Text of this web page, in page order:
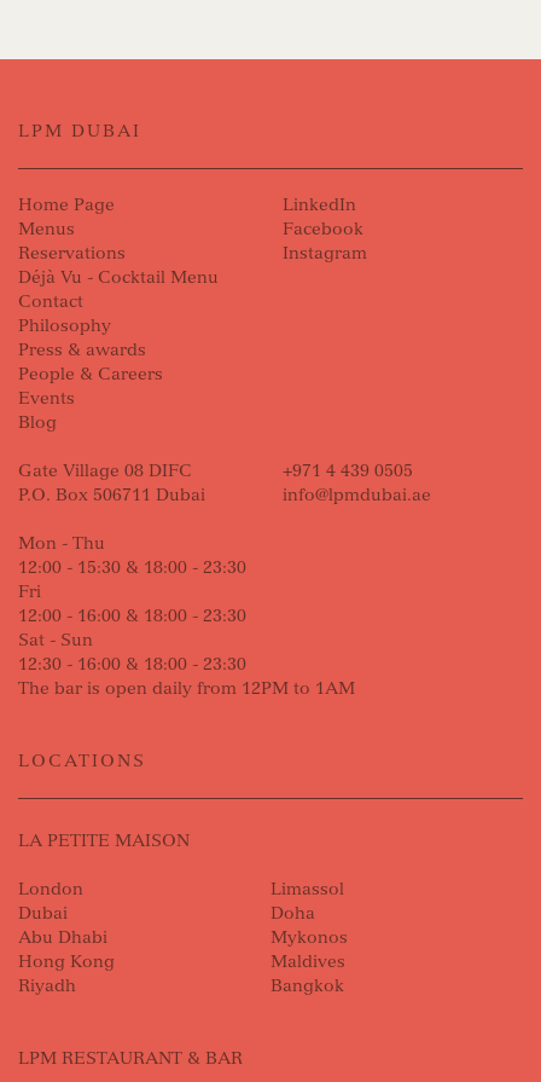
LPM DUBAI
Home Page
Menus
Reservations
Déjà Vu - Cocktail Menu
Contact
Philosophy
Press & awards
People & Careers
Events
Blog
Gate Village 08 DIFC
P.O. Box 506711 Dubai
+971 4 439 0505
info@lpmdubai.ae
Mon - Thu
12:00 - 15:30 & 18:00 - 23:30
Fri
12:00 - 16:00 & 18:00 - 23:30
Sat - Sun
12:30 - 16:00 & 18:00 - 23:30
The bar is open daily from 12PM to 1AM
LinkedIn
Facebook
Instagram
LOCATIONS
LA PETITE MAISON
London
Dubai
Abu Dhabi
Hong Kong
Riyadh
Limassol
Doha
Mykonos
Maldives
Bangkok
LPM RESTAURANT & BAR